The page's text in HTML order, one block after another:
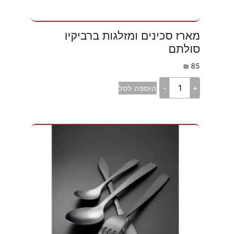
מארז סכינים ומזלגות ברביקיו
סולתם
85
₪
+
- הוספה לסל